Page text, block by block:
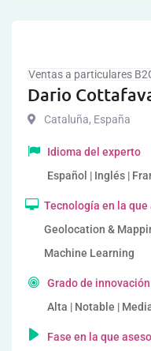
Ventas a particulares
Dario
Cataluña, España
Idioma del experto
Español | Inglés |
Tecnología en la que
Geolocation &
Machine Learning
Grado de
Alta | Notable |
Fase en la que